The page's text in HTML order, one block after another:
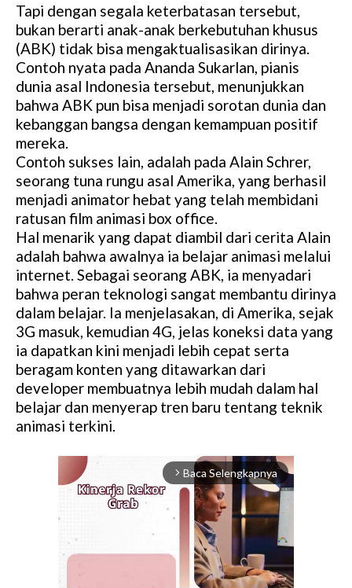
Tapi dengan segala keterbatasan tersebut,
bukan berarti anak-anak berkebutuhan khusus
(ABK) tidak bisa mengaktualisasikan dirinya.
Contoh nyata pada Ananda Sukarlan, pianis
dunia asal Indonesia tersebut, menunjukkan
bahwa ABK pun bisa menjadi sorotan dunia dan
kebanggan bangsa dengan kemampuan positif
mereka.
Contoh sukses lain, adalah pada Alain Schrer,
seorang tuna rungu asal Amerika, yang berhasil
menjadi animator hebat yang telah membidani
ratusan film animasi box office.
Hal menarik yang dapat diambil dari cerita Alain
adalah bahwa awalnya ia belajar animasi melalui
internet. Sebagai seorang ABK, ia menyadari
bahwa peran teknologi sangat membantu dirinya
dalam belajar. Ia menjelasakan, di Amerika, sejak
3G masuk, kemudian 4G, jelas koneksi data yang
ia dapatkan kini menjadi lebih cepat serta
beragam konten yang ditawarkan dari
developer membuatnya lebih mudah dalam hal
belajar dan menyerap tren baru tentang teknik
animasi terkini.
arrow_forward_ios Baca Selengkapnya